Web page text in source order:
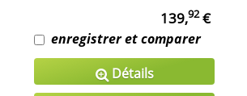
139,92€
enregistrer et comparer
Détails